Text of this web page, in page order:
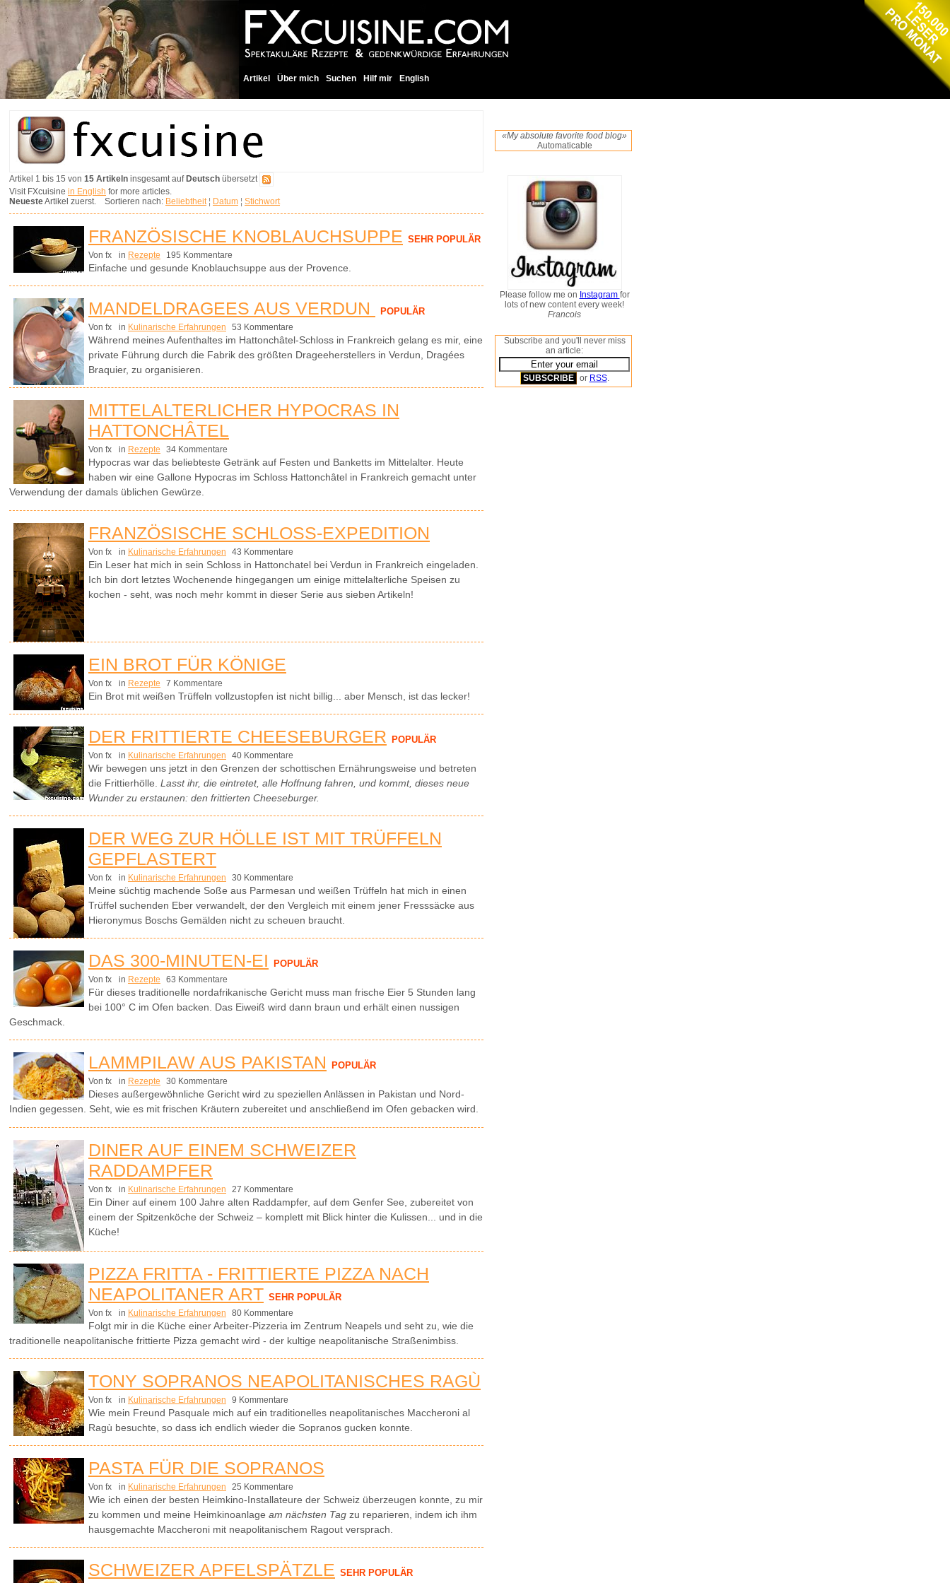
Artikel Über mich Suchen Hilf mir English
Artikel 1 bis 15 von 15 Artikeln insgesamt auf Deutsch übersetzt
Visit FXcuisine in English for more articles.
NeuesteArtikel zuerst. Sortieren nach: Beliebtheit¦ Datum ¦ Stichwort
FRANZÖSISCHE KNOBLAUCHSUPPE SEHR POPULÄR
Von fx in Rezepte 195 Kommentare
Einfache und gesunde Knoblauchsuppe aus der Provence.
MANDELDRAGEES AUS VERDUN POPULÄR
Von fx in Kulinarische Erfahrungen 53 Kommentare
Während meines Aufenthaltes im Hattonchâtel-Schloss in Frankreich gelang es mir, eine
private Führung durch die Fabrik des größten Drageeherstellers in Verdun, Dragées
Braquier, zu organisieren.
MITTELALTERLICHER HYPOCRAS IN
HATTONCHÂTEL
Von fx in Rezepte 34 Kommentare
Hypocras war das beliebteste Getränk auf Festen und Banketts im Mittelalter. Heute
haben wir eine Gallone Hypocras im Schloss Hattonchâtel in Frankreich gemacht unter
Verwendung der damals üblichen Gewürze.
FRANZÖSISCHE SCHLOSS-EXPEDITION
Von fx in Kulinarische Erfahrungen 43 Kommentare
Ein Leser hat mich in sein Schloss in Hattonchatel bei Verdun in Frankreich eingeladen.
Ich bin dort letztes Wochenende hingegangen um einige mittelalterliche Speisen zu
kochen - seht, was noch mehr kommt in dieser Serie aus sieben Artikeln!
EIN BROT FÜR KÖNIGE
Von fx in Rezepte 7 Kommentare
Ein Brot mit weißen Trüffeln vollzustopfen ist nicht billig... aber Mensch, ist das lecker!
DER FRITTIERTE CHEESEBURGER POPULÄR
Von fx in Kulinarische Erfahrungen 40 Kommentare
Wir bewegen uns jetzt in den Grenzen der schottischen Ernährungsweise und betreten
die Frittierhölle. Lasst ihr, die eintretet, alle Hoffnung fahren, und kommt, dieses neue
Wunder zu erstaunen: den frittierten Cheeseburger.
DER WEG ZUR HÖLLE IST MIT TRÜFFELN
GEPFLASTERT
Von fx in Kulinarische Erfahrungen 30 Kommentare
Meine süchtig machende Soße aus Parmesan und weißen Trüffeln hat mich in einen
Trüffel suchenden Eber verwandelt, der den Vergleich mit einem jener Fresssäcke aus
Hieronymus Boschs Gemälden nicht zu scheuen braucht.
DAS 300-MINUTEN-EI POPULÄR
Von fx in Rezepte 63 Kommentare
Für dieses traditionelle nordafrikanische Gericht muss man frische Eier 5 Stunden lang
bei 100° C im Ofen backen. Das Eiweiß wird dann braun und erhält einen nussigen
Geschmack.
LAMMPILAW AUS PAKISTAN POPULÄR
Von fx in Rezepte 30 Kommentare
Dieses außergewöhnliche Gericht wird zu speziellen Anlässen in Pakistan und Nord-
Indien gegessen. Seht, wie es mit frischen Kräutern zubereitet und anschließend im Ofen gebacken wird.
DINER AUF EINEM SCHWEIZER
RADDAMPFER
Von fx in Kulinarische Erfahrungen 27 Kommentare
Ein Diner auf einem 100 Jahre alten Raddampfer, auf dem Genfer See, zubereitet von
einem der Spitzenköche der Schweiz – komplett mit Blick hinter die Kulissen... und in die
Küche!
PIZZA FRITTA - FRITTIERTE PIZZA NACH
NEAPOLITANER ART SEHR POPULÄR
Von fx in Kulinarische Erfahrungen 80 Kommentare
Folgt mir in die Küche einer Arbeiter-Pizzeria im Zentrum Neapels und seht zu, wie die
traditionelle neapolitanische frittierte Pizza gemacht wird - der kultige neapolitanische Straßenimbiss.
TONY SOPRANOS NEAPOLITANISCHES RAGÙ
Von fx in Kulinarische Erfahrungen 9 Kommentare
Wie mein Freund Pasquale mich auf ein traditionelles neapolitanisches Maccheroni al
Ragù besuchte, so dass ich endlich wieder die Sopranos gucken konnte.
PASTA FÜR DIE SOPRANOS
Von fx in Kulinarische Erfahrungen 25 Kommentare
Wie ich einen der besten Heimkino-Installateure der Schweiz überzeugen konnte, zu mir
zu kommen und meine Heimkinoanlage am nächsten Tag zu reparieren, indem ich ihm
hausgemachte Maccheroni mit neapolitanischem Ragout versprach.
SCHWEIZER APFELSPÄTZLE SEHR POPULÄR
«My absolute favorite food blog»
Automaticable
Please follow me on Instagram for
lots of new content every week!
Francois
Subscribe and you'll never miss
an article:
or RSS.